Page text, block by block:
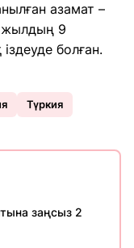
азамат –
жылдың 9
болған.
Түркия
заңсыз 2